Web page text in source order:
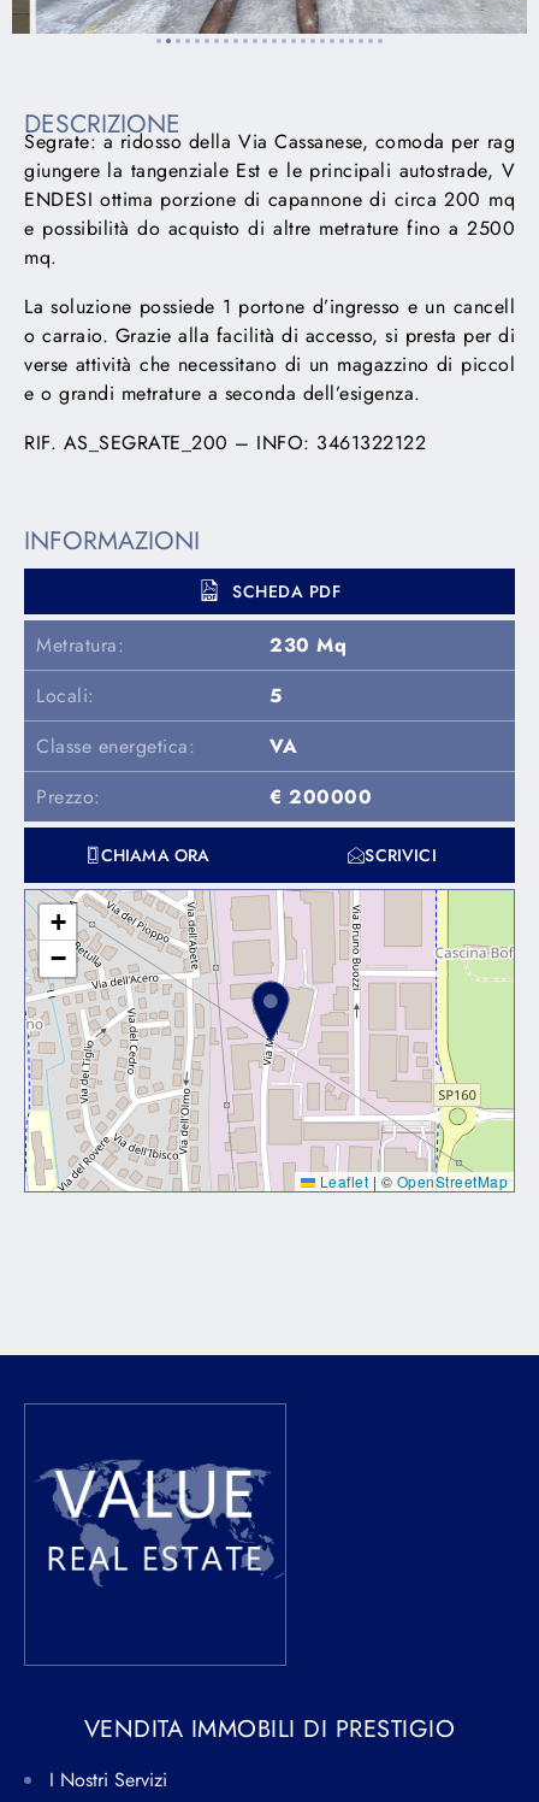
DESCRIZIONE
Segrate: a ridosso della Via Cassanese, comoda per rag
giungere la tangenziale Est e le principali autostrade, V
ENDESI ottima porzione di capannone di circa 200 mq
e possibilità do acquisto di altre metrature fino a 2500
mq.
La soluzione possiede 1 portone d’ingresso e un cancell
o carraio. Grazie alla facilità di accesso, si presta per di
verse attività che necessitano di un magazzino di piccol
e o grandi metrature a seconda dell’esigenza.
RIF. AS_SEGRATE_200 – INFO: 3461322122
INFORMAZIONI
SCHEDA PDF
Metratura:
230 Mq
Locali:
5
Classe energetica:
VA
Prezzo:
€ 200000
CHIAMA ORA SCRIVICI
+
−
Leaflet | © OpenStreetMap
VENDITA IMMOBILI DI PRESTIGIO
I Nostri Servizi